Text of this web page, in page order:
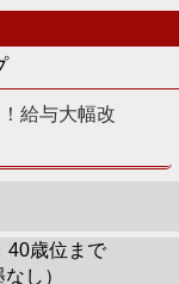
給与大幅改
40歳位まで
し）